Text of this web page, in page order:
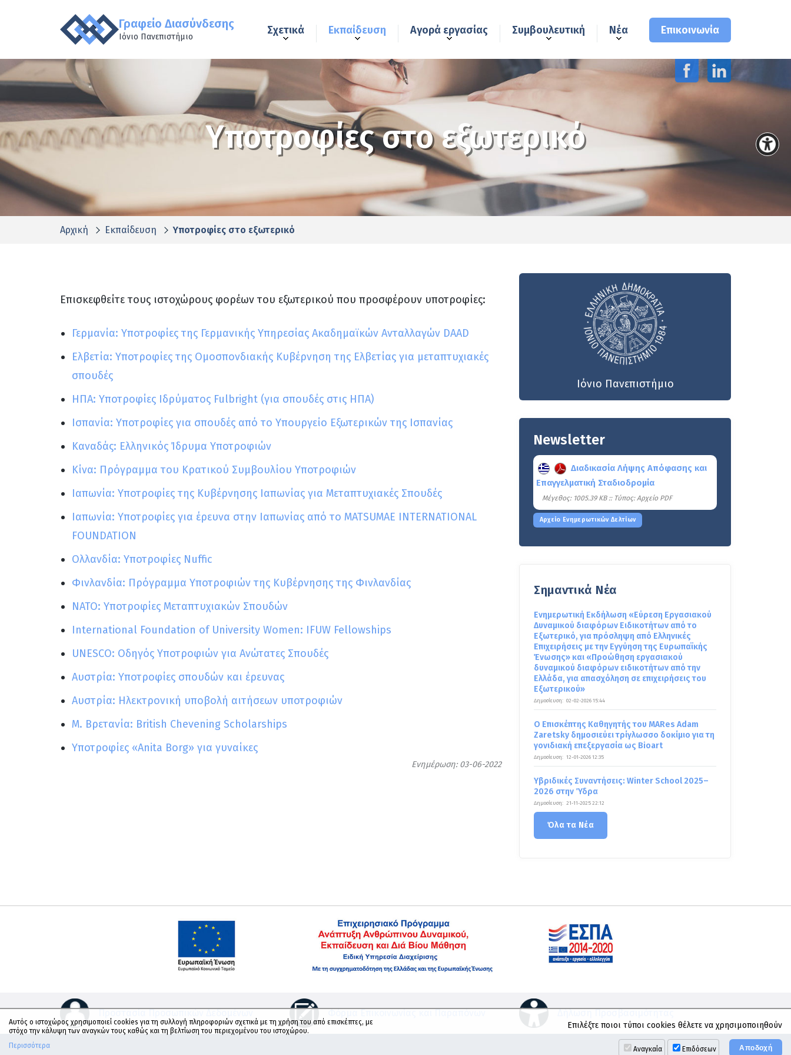
Γραφείο Διασύνδεσης
Ιόνιο Πανεπιστήμιο
Σχετικά Εκπαίδευση Αγορά εργασίας Συμβουλευτική Νέα Επικοινωνία
Υποτροφίες στο εξωτερικό
Αρχική Εκπαίδευση Υποτροφίες στο εξωτερικό
Επισκεφθείτε τους ιστοχώρους φορέων του εξωτερικού που προσφέρουν υποτροφίες:
Γερμανία: Υποτροφίες της Γερμανικής Υπηρεσίας Ακαδημαϊκών Ανταλλαγών DAAD
Ελβετία: Υποτροφίες της Ομοσπονδιακής Κυβέρνηση της Ελβετίας για μεταπτυχιακές
σπουδές
ΗΠΑ: Υποτροφίες Ιδρύματος Fulbright (για σπουδές στις ΗΠΑ)
Ισπανία: Υποτροφίες για σπουδές από το Υπουργείο Εξωτερικών της Ισπανίας
Καναδάς: Ελληνικός Ίδρυμα Υποτροφιών
Κίνα: Πρόγραμμα του Κρατικού Συμβουλίου Υποτροφιών
Ιαπωνία: Υποτροφίες της Κυβέρνησης Ιαπωνίας για Μεταπτυχιακές Σπουδές
Ιαπωνία: Υποτροφίες για έρευνα στην Ιαπωνίας από το MATSUMAE INTERNATIONAL
FOUNDATION
Ολλανδία: Υποτροφίες Nuffic
Φινλανδία: Πρόγραμμα Υποτροφιών της Κυβέρνησης της Φινλανδίας
ΝΑΤΟ: Υποτροφίες Μεταπτυχιακών Σπουδών
International Foundation of University Women: IFUW Fellowships
UNESCO: Οδηγός Υποτροφιών για Ανώτατες Σπουδές
Αυστρία: Υποτροφίες σπουδών και έρευνας
Αυστρία: Ηλεκτρονική υποβολή αιτήσεων υποτροφιών
Μ. Βρετανία: British Chevening Scholarships
Υποτροφίες «Anita Borg» για γυναίκες
Ενημέρωση: 03-06-2022
Ιόνιο Πανεπιστήμιο
Newsletter
Διαδικασία Λήψης Απόφασης και
Επαγγελματική Σταδιοδρομία
Mέγεθος: 1005.39 KB :: Τύπος: Αρχείο PDF
Αρχείο Ενημερωτικών Δελτίων
Σημαντικά Νέα
Ενημερωτική Εκδήλωση «Εύρεση Εργασιακού
Δυναμικού διαφόρων Ειδικοτήτων από το
Εξωτερικό, για πρόσληψη από Ελληνικές
Επιχειρήσεις με την Εγγύηση της Ευρωπαϊκής
Ένωσης» και «Προώθηση εργασιακού
δυναμικού διαφόρων ειδικοτήτων από την
Ελλάδα, για απασχόληση σε επιχειρήσεις του
Εξωτερικού»
Δημοσίευση: 02-02-2026 15:44
Ο Επισκέπτης Καθηγητής του MARes Adam
Zaretsky δημοσιεύει τρίγλωσσο δοκίμιο για τη
γονιδιακή επεξεργασία ως Bioart
Δημοσίευση: 12-01-2026 12:35
Υβριδικές Συναντήσεις: Winter School 2025–
2026 στην Ύδρα
Δημοσίευση: 21-11-2025 22:12
Όλα τα Νέα
Προστασία Προσωπικών Δεδομένων Φόρμα Επικοινωνίας και Παραπόνων Δήλωση Προσβασιμότητας
Αυτός ο ιστοχώρος χρησιμοποιεί cookies για τη συλλογή πληροφοριών σχετικά με τη χρήση του από επισκέπτες, με
στόχο την κάλυψη των αναγκών τους καθώς και τη βελτίωση του περιεχομένου του ιστοχώρου.
Περισσότερα
Επιλέξτε ποιοι τύποι cookies θέλετε να χρησιμοποιηθούν
Αναγκαία Επιδόσεων